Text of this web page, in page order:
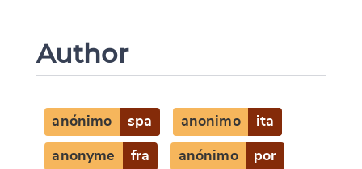
Author
anónimo spa anonimo ita
anonyme fra anónimo por